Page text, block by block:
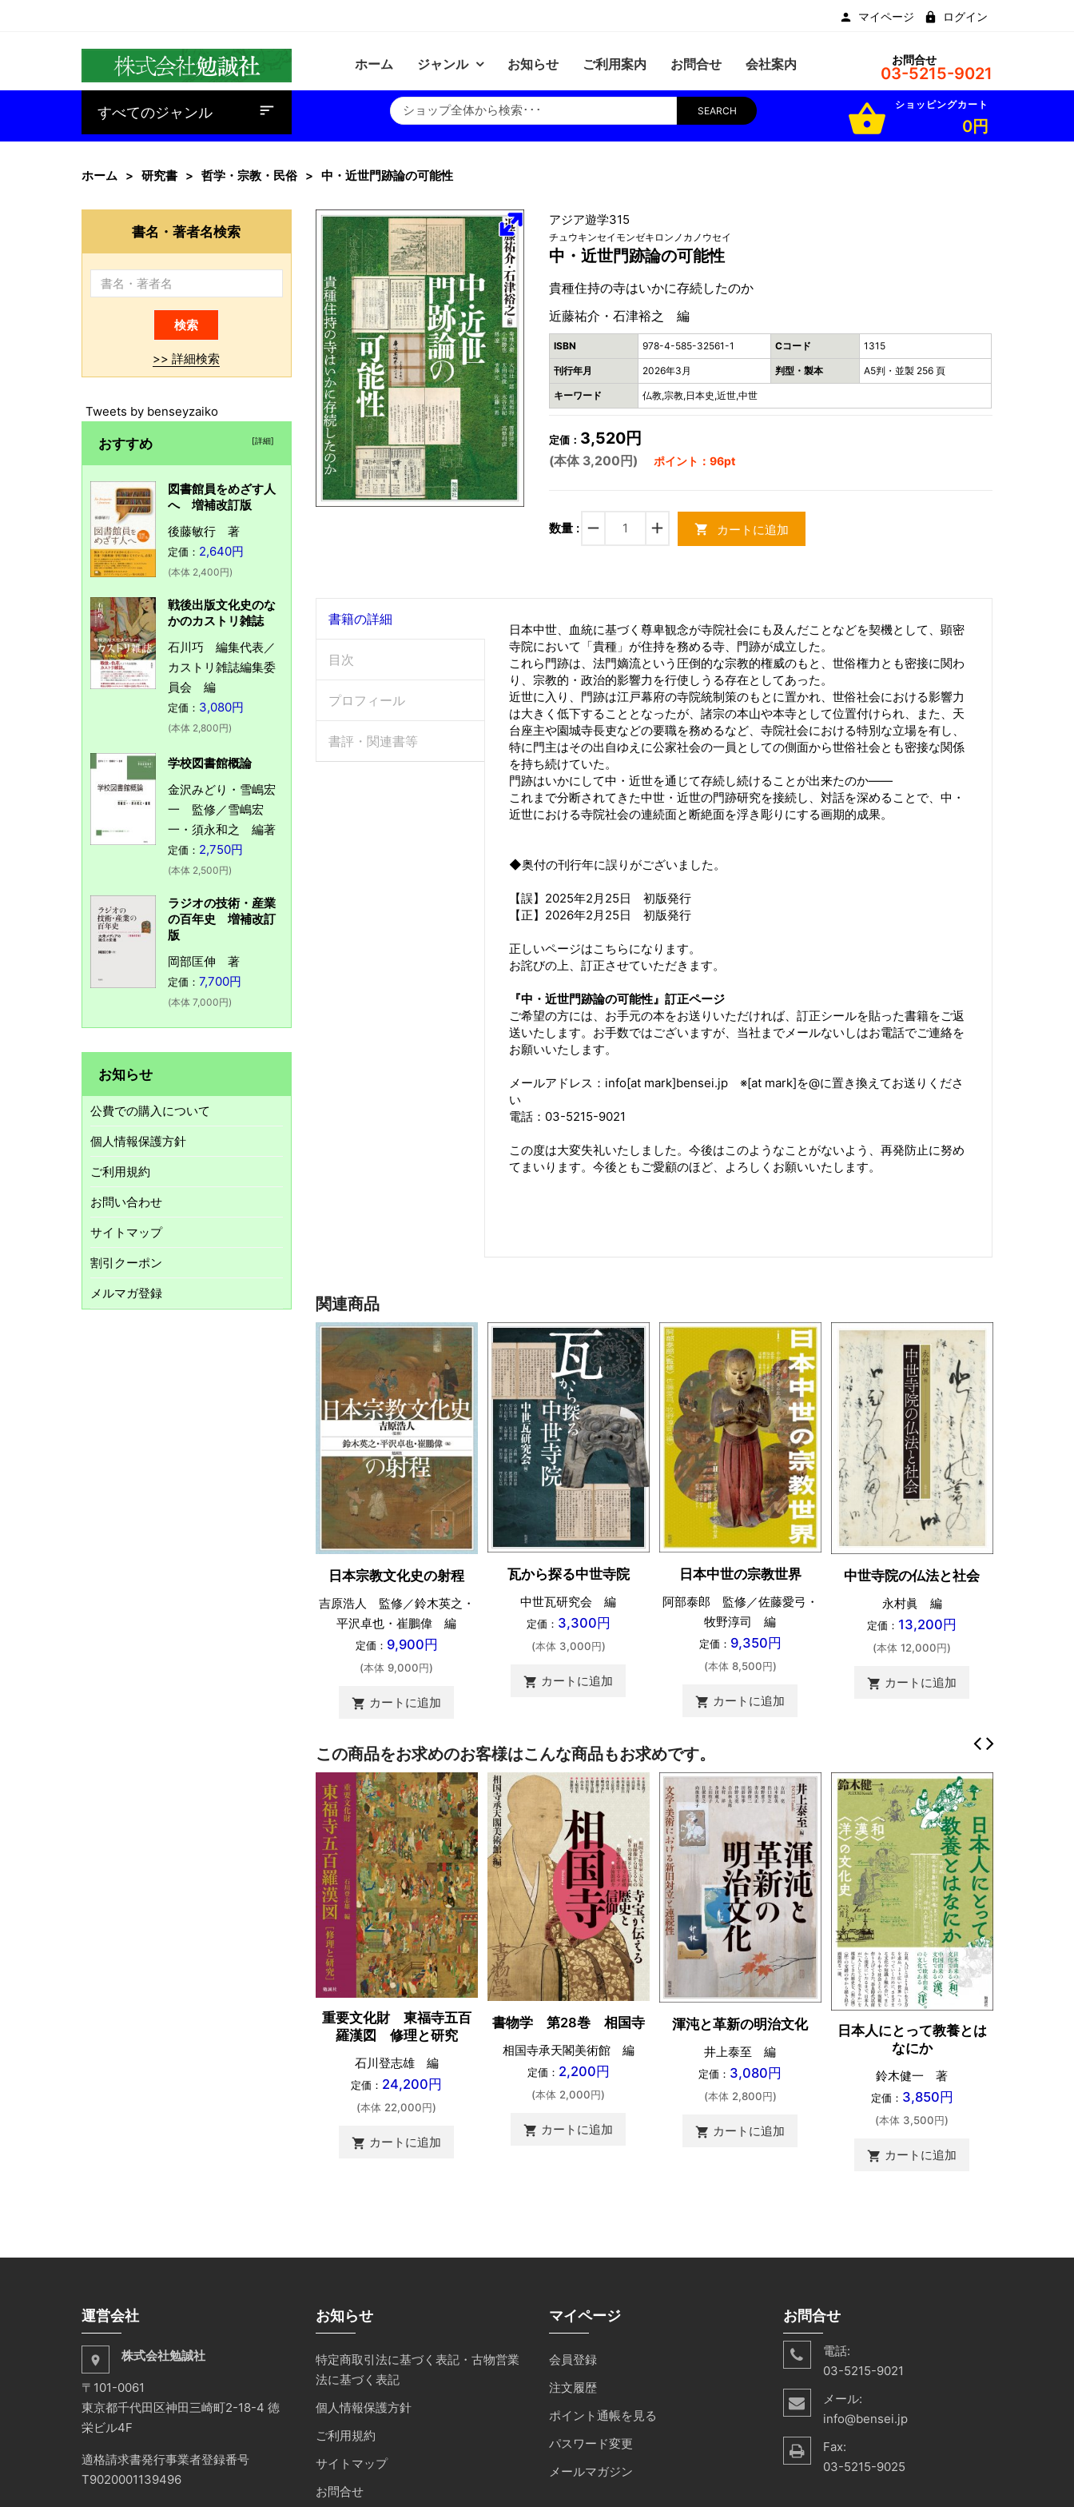
マイページ ログイン
ホーム ジャンル お知らせ ご利用案内 お問合せ 会社案内 お問合せ
03-5215-9021
すべてのジャンル
baseline_sort SEARCH shopping_basket ショッピングカート
0円
ホーム 研究書 哲学・宗教・民俗 中・近世門跡論の可能性
アジア遊学315
チュウキンセイモンゼキロンノカノウセイ
中・近世門跡論の可能性
貴種住持の寺はいかに存続したのか
近藤祐介・石津裕之 編
ISBN 978-4-585-32561-1 Cコード 1315
刊行年月 2026年3月 判型・製本 A5判・並製 256 頁
キーワード 仏教,宗教,日本史,近世,中世
定価： 3,520円
(本体 3,200円) ポイント：96pt
数量 : remove add shopping_cart カートに追加
書籍の詳細
目次
プロフィール
書評・関連書等
日本中世、血統に基づく尊卑観念が寺院社会にも及んだことなどを契機として、顕密
寺院において「貴種」が住持を務める寺、門跡が成立した。
これら門跡は、法門嫡流という圧倒的な宗教的権威のもと、世俗権力とも密接に関わ
り、宗教的・政治的影響力を行使しうる存在としてあった。
近世に入り、門跡は江戸幕府の寺院統制策のもとに置かれ、世俗社会における影響力
は大きく低下することとなったが、諸宗の本山や本寺として位置付けられ、また、天
台座主や園城寺長吏などの要職を務めるなど、寺院社会における特別な立場を有し、
特に門主はその出自ゆえに公家社会の一員としての側面から世俗社会とも密接な関係
を持ち続けていた。
門跡はいかにして中・近世を通じて存続し続けることが出来たのか――
これまで分断されてきた中世・近世の門跡研究を接続し、対話を深めることで、中・
近世における寺院社会の連続面と断絶面を浮き彫りにする画期的成果。
◆奥付の刊行年に誤りがございました。
【誤】2025年2月25日 初版発行
【正】2026年2月25日 初版発行
正しいページはこちらになります。
お詫びの上、訂正させていただきます。
『中・近世門跡論の可能性』訂正ページ
ご希望の方には、お手元の本をお送りいただければ、訂正シールを貼った書籍をご返
送いたします。お手数ではございますが、当社までメールないしはお電話でご連絡を
お願いいたします。
メールアドレス：info[at mark]bensei.jp ※[at mark]を@に置き換えてお送りくださ
い
電話：03-5215-9021
この度は大変失礼いたしました。今後はこのようなことがないよう、再発防止に努め
てまいります。今後ともご愛顧のほど、よろしくお願いいたします。
関連商品
日本宗教文化史の射程
吉原浩人 監修／鈴木英之・
平沢卓也・崔鵬偉 編
定価： 9,900円
(本体 9,000円)
shopping_cart カートに追加
瓦から探る中世寺院
中世瓦研究会 編
定価： 3,300円
(本体 3,000円)
shopping_cart カートに追加
日本中世の宗教世界
阿部泰郎 監修／佐藤愛弓・
牧野淳司 編
定価： 9,350円
(本体 8,500円)
shopping_cart カートに追加
中世寺院の仏法と社会
永村眞 編
定価： 13,200円
(本体 12,000円)
shopping_cart カートに追加
この商品をお求めのお客様はこんな商品もお求めです。
重要文化財 東福寺五百
羅漢図 修理と研究
石川登志雄 編
定価： 24,200円
(本体 22,000円)
shopping_cart カートに追加
書物学 第28巻 相国寺
相国寺承天閣美術館 編
定価： 2,200円
(本体 2,000円)
shopping_cart カートに追加
渾沌と革新の明治文化
井上泰至 編
定価： 3,080円
(本体 2,800円)
shopping_cart カートに追加
日本人にとって教養とは
なにか
鈴木健一 著
定価： 3,850円
(本体 3,500円)
shopping_cart カートに追加
書名・著者名検索
>> 詳細検索
Tweets by benseyzaiko
おすすめ [詳細]
図書館員をめざす人
へ 増補改訂版
後藤敏行 著
定価： 2,640円
(本体 2,400円)
戦後出版文化史のな
かのカストリ雑誌
石川巧 編集代表／
カストリ雑誌編集委
員会 編
定価： 3,080円
(本体 2,800円)
学校図書館概論
金沢みどり・雪嶋宏
一 監修／雪嶋宏
一・須永和之 編著
定価： 2,750円
(本体 2,500円)
ラジオの技術・産業
の百年史 増補改訂
版
岡部匡伸 著
定価： 7,700円
(本体 7,000円)
お知らせ
公費での購入について
個人情報保護方針
ご利用規約
お問い合わせ
サイトマップ
割引クーポン
メルマガ登録
運営会社
place 株式会社勉誠社
〒101-0061
東京都千代田区神田三崎町2-18-4 徳
栄ビル4F
適格請求書発行事業者登録番号
T9020001139496
お知らせ
特定商取引法に基づく表記・古物営業
法に基づく表記
個人情報保護方針
ご利用規約
サイトマップ
お問合せ
マイページ
会員登録
注文履歴
ポイント通帳を見る
パスワード変更
メールマガジン
お問合せ
電話:
03-5215-9021
メール:
info@bensei.jp
Fax:
03-5215-9025